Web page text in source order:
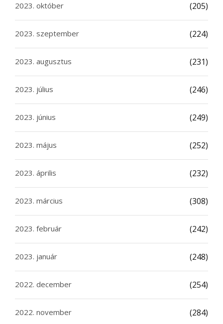
2023. október (205)
2023. szeptember (224)
2023. augusztus (231)
2023. július (246)
2023. június (249)
2023. május (252)
2023. április (232)
2023. március (308)
2023. február (242)
2023. január (248)
2022. december (254)
2022. november (284)